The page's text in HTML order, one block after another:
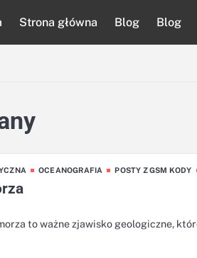
Strona główna Blog Blog
OCEANOGRAFIA POSTY Z GSM KODY
to ważne zjawisko geologiczne,